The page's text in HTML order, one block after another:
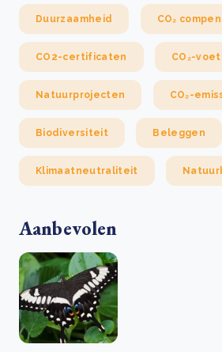
Duurzaamheid CO₂
CO2-certificaten CO₂-
Natuurprojecten CO₂-
Biodiversiteit Beleggen
Klimaatneutraliteit
Aanbevolen